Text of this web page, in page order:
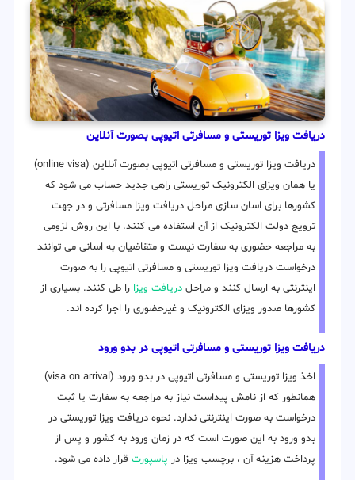
دریافت ویزا توریستی و مسافرتی اتیوپی بصورت آنلاین
دریافت ویزا توریستی و مسافرتی اتیوپی بصورت آنلاین (online visa)
یا همان ویزای الکترونیک توریستی راهی جدید حساب می شود که
کشورها برای اسان سازی مراحل دریافت ویزا مسافرتی و در جهت
ترویج دولت الکترونیک از آن استفاده می کنند. با این روش لزومی
به مراجعه حضوری به سفارت نیست و متقاضیان به اسانی می توانند
درخواست دریافت ویزا توریستی و مسافرتی اتیوپی را به صورت
اینترنتی به ارسال کنند و مراحل دریافت ویزا را طی کنند. بسیاری از
کشورها صدور ویزای الکترونیک و غیرحضوری را اجرا کرده اند.
دریافت ویزا توریستی و مسافرتی اتیوپی در بدو ورود
اخذ ویزا توریستی و مسافرتی اتیوپی در بدو ورود (visa on arrival)
همانطور که از نامش پیداست نیاز به مراجعه به سفارت یا ثبت
درخواست به صورت اینترنتی ندارد. نحوه دریافت ویزا توریستی در
بدو ورود به این صورت است که در زمان ورود به کشور و پس از
پرداخت هزینه آن ، برچسب ویزا در پاسپورت قرار داده می شود.